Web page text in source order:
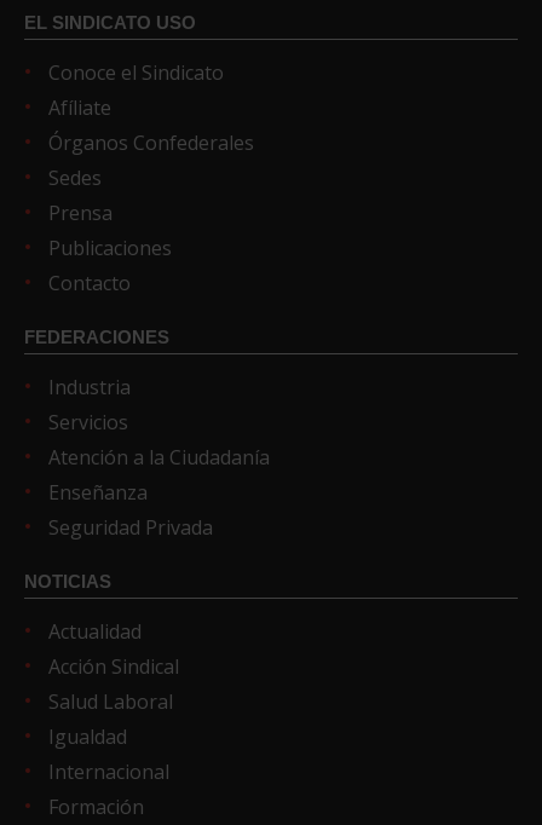
EL SINDICATO USO
Conoce el Sindicato
Afíliate
Órganos Confederales
Sedes
Prensa
Publicaciones
Contacto
FEDERACIONES
Industria
Servicios
Atención a la Ciudadanía
Enseñanza
Seguridad Privada
NOTICIAS
Actualidad
Acción Sindical
Salud Laboral
Igualdad
Internacional
Formación